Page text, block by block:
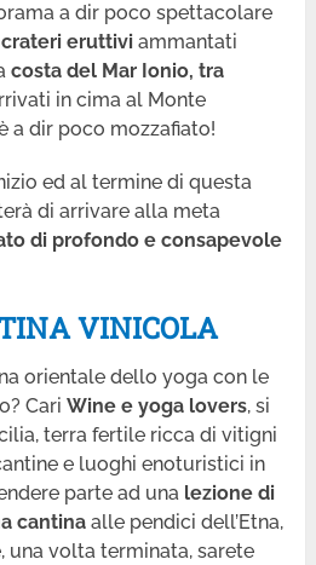
a dir poco spettacolare
eruttivi ammantati
costa del Mar Ionio, tra
in cima al Monte
a dir poco mozzafiato!
ed al termine di questa
di arrivare alla meta
di profondo e consapevole
VINICOLA
orientale dello yoga con le
CariWine e yoga lovers, si
terra fertile ricca di vitigni
e luoghi enoturistici in
parte ad una lezione di
cantina alle pendici dell’Etna,
una volta terminata, sarete